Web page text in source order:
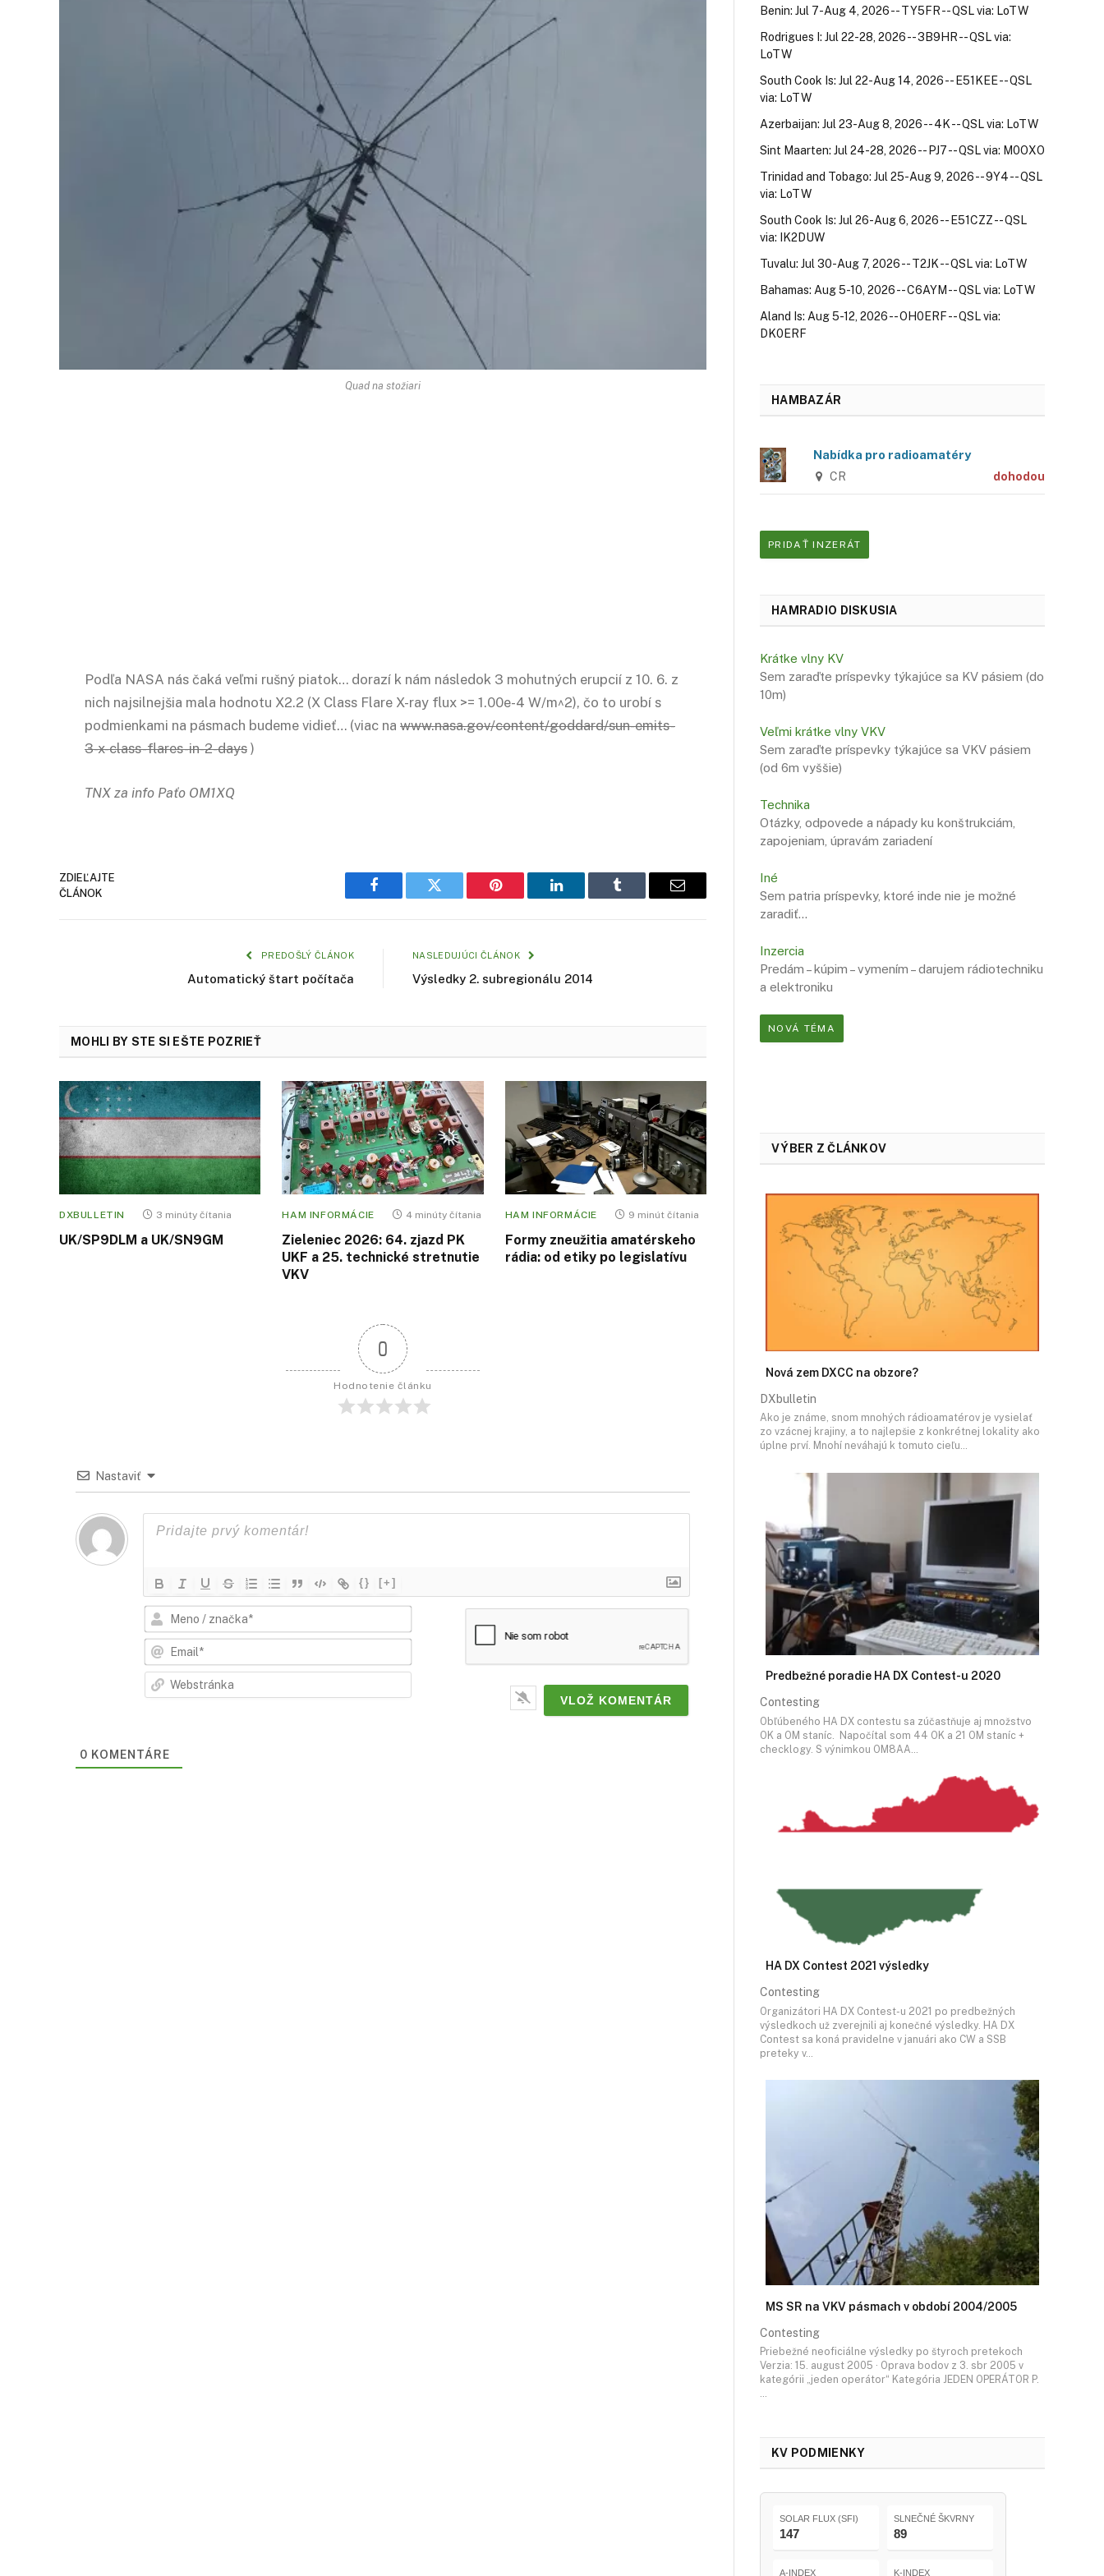
Quad na stožiari
Podľa NASA nás čaká veľmi rušný piatok… dorazí k nám následok 3 mohutných erupcií z 10. 6. z
nich najsilnejšia mala hodnotu X2.2 (X Class Flare X-ray flux >= 1.00e-4 W/m^2), čo to urobí s
podmienkami na pásmach budeme vidieť… (viac na www.nasa.gov/content/goddard/sun-emits-
3-x-class-flares-in-2-days )
TNX za info Paťo OM1XQ
ZDIEĽAJTE
ČLÁNOK
Facebook Twitter Pinterest LinkedIn Tumblr Email
PREDOŠLÝ ČLÁNOK
Automatický štart počítača
NASLEDUJÚCI ČLÁNOK
Výsledky 2. subregionálu 2014
MOHLI BY STE SI EŠTE POZRIEŤ
DXBULLETIN 3 minúty čítania
UK/SP9DLM a UK/SN9GM
HAM INFORMÁCIE 4 minúty čítania
Zieleniec 2026: 64. zjazd PK
UKF a 25. technické stretnutie
VKV
HAM INFORMÁCIE 9 minút čítania
Formy zneužitia amatérskeho
rádia: od etiky po legislatívu
0
Hodnotenie článku
Nastaviť
{} [+]
Meno
značka*
Email*
0 KOMENTÁRE
Benin: Jul 7-Aug 4, 2026 -- TY5FR -- QSL via: LoTW
Rodrigues I: Jul 22-28, 2026 -- 3B9HR -- QSL via:
LoTW
South Cook Is: Jul 22-Aug 14, 2026 -- E51KEE -- QSL
via: LoTW
Azerbaijan: Jul 23-Aug 8, 2026 -- 4K -- QSL via: LoTW
Sint Maarten: Jul 24-28, 2026 -- PJ7 -- QSL via: M0OXO
Trinidad and Tobago: Jul 25-Aug 9, 2026 -- 9Y4 -- QSL
via: LoTW
South Cook Is: Jul 26-Aug 6, 2026 -- E51CZZ -- QSL
via: IK2DUW
Tuvalu: Jul 30-Aug 7, 2026 -- T2JK -- QSL via: LoTW
Bahamas: Aug 5-10, 2026 -- C6AYM -- QSL via: LoTW
Aland Is: Aug 5-12, 2026 -- OH0ERF -- QSL via:
DK0ERF
HAMBAZÁR
Nabídka pro radioamatéry
CR dohodou
PRIDAŤ INZERÁT
HAMRADIO DISKUSIA
Krátke vlny KV
Sem zaraďte príspevky týkajúce sa KV pásiem (do
10m)
Veľmi krátke vlny VKV
Sem zaraďte príspevky týkajúce sa VKV pásiem
(od 6m vyššie)
Technika
Otázky, odpovede a nápady ku konštrukciám,
zapojeniam, úpravám zariadení
Iné
Sem patria príspevky, ktoré inde nie je možné
zaradiť…
Inzercia
Predám – kúpim – vymením – darujem rádiotechniku
a elektroniku
NOVÁ TÉMA
VÝBER Z ČLÁNKOV
Nová zem DXCC na obzore?
DXbulletin
Ako je známe, snom mnohých rádioamatérov je vysielať
zo vzácnej krajiny, a to najlepšie z konkrétnej lokality ako
úplne prví. Mnohí neváhajú k tomuto cieľu…
Predbežné poradie HA DX Contest-u 2020
Contesting
Obľúbeného HA DX contestu sa zúčastňuje aj množstvo
OK a OM staníc. Napočítal som 44 OK a 21 OM staníc +
checklogy. S výnimkou OM8AA…
HA DX Contest 2021 výsledky
Contesting
Organizátori HA DX Contest-u 2021 po predbežných
výsledkoch už zverejnili aj konečné výsledky. HA DX
Contest sa koná pravidelne v januári ako CW a SSB
preteky v…
MS SR na VKV pásmach v období 2004/2005
Contesting
Priebežné neoficiálne výsledky po štyroch pretekoch
Verzia: 15. august 2005 · Oprava bodov z 3. sbr 2005 v
kategórii „jeden operátor“ Kategória JEDEN OPERÁTOR P.
…
KV PODMIENKY
SOLAR FLUX (SFI)
147
SLNEČNÉ ŠKVRNY
89
A-INDEX K-INDEX